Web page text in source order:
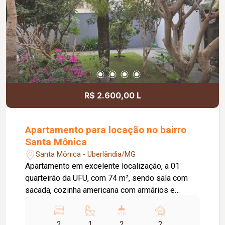
R$ 2.600,00 L
Apartamento para locação no bairro
Santa Mônica
Santa Mônica - Uberlândia/MG
Apartamento em excelente localização, a 01
quarteirão da UFU, com 74 m², sendo sala com
sacada, cozinha americana com armários e
com box, 02 quartos, sendo 01 suíte com